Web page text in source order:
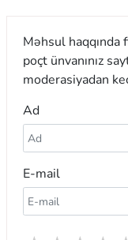
Məhsul haqqında
poçt ünvanınız
moderasiyadan
Ad
E-mail